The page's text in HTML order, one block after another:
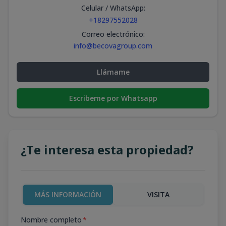
Celular / WhatsApp:
+18297552028
Correo electrónico:
info@becovagroup.com
Llámame
Escribeme por Whatsapp
¿Te interesa esta propiedad?
MÁS INFORMACIÓN VISITA
Nombre completo*